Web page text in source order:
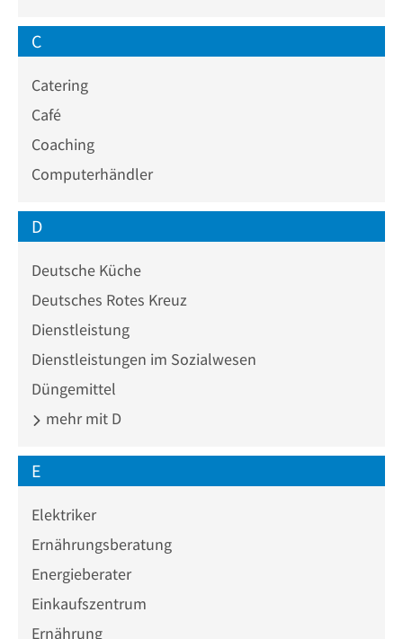
C
Catering
Café
Coaching
Computerhändler
D
Deutsche Küche
Deutsches Rotes Kreuz
Dienstleistung
Dienstleistungen im Sozialwesen
Düngemittel
mehr mit D
E
Elektriker
Ernährungsberatung
Energieberater
Einkaufszentrum
Ernährung